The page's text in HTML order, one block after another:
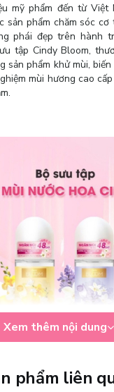
mỹ phẩm đến từ Việt
sản phẩm chăm sóc
phái đẹp trên hành
tập Cindy Bloom,
sản phẩm khử mùi,
mùi hương cao
Xem thêm nội dung
phẩm liên